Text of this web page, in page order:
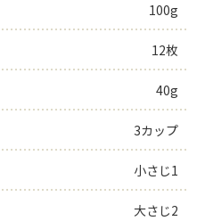
100g
12枚
40g
3カップ
小さじ1
大さじ2